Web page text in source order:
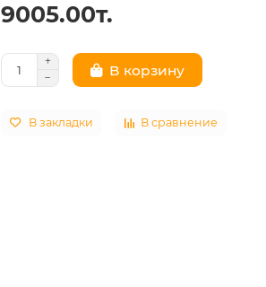
9005.00т.
В корзину
В закладки В сравнение